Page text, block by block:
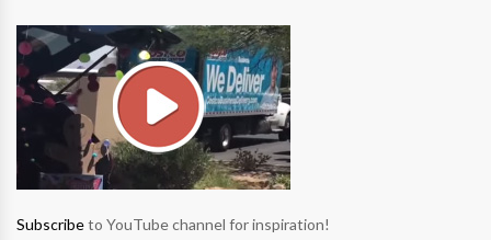
Subscribeto YouTube channel for inspiration!